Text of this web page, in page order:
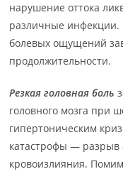
нарушение оттока
различные инфекции.
болевых ощущений
продолжительности.
Резкая головная боль
головного мозга при
гипертоническим
катастрофы —
кровоизлияния.